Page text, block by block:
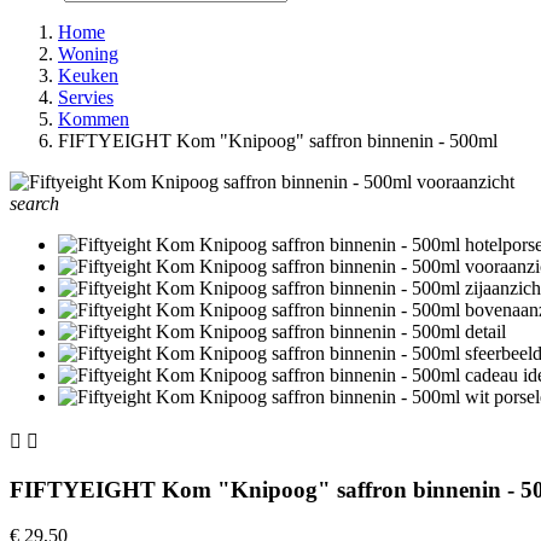
Home
Woning
Keuken
Servies
Kommen
FIFTYEIGHT Kom "Knipoog" saffron binnenin - 500ml
search
 
FIFTYEIGHT Kom "Knipoog" saffron binnenin -
€ 29,50